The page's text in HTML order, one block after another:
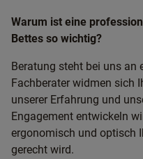
Warum ist eine
Bettes so wichtig?
Beratung steht bei uns an
Fachberater widmen sich
unserer Erfahrung und
Engagement entwickeln
ergonomisch und optisch
gerecht wird.